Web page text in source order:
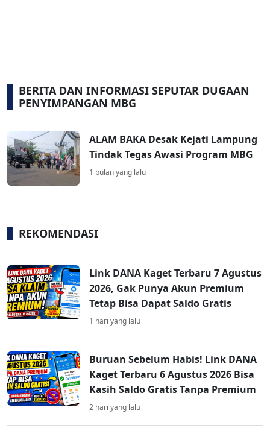
BERITA DAN INFORMASI SEPUTAR DUGAAN
PENYIMPANGAN MBG
ALAM BAKA Desak Kejati Lampung
Tindak Tegas Awasi Program MBG
1 bulan yang lalu
REKOMENDASI
Link DANA Kaget Terbaru 7 Agustus
2026, Gak Punya Akun Premium
Tetap Bisa Dapat Saldo Gratis
1 hari yang lalu
Buruan Sebelum Habis! Link DANA
Kaget Terbaru 6 Agustus 2026 Bisa
Kasih Saldo Gratis Tanpa Premium
2 hari yang lalu